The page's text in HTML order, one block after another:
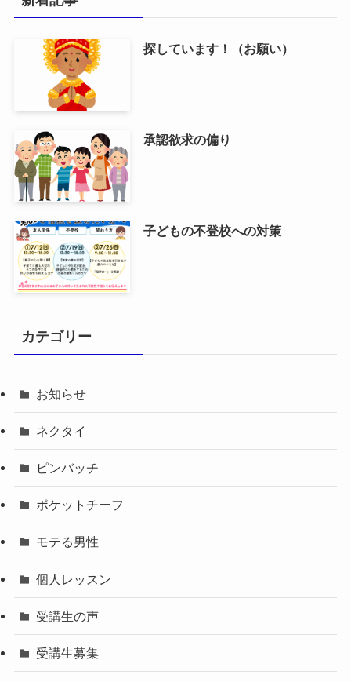
探しています！（お願い）
承認欲求の偏り
子どもの不登校への対策
カテゴリー
お知らせ
ネクタイ
ピンバッチ
ポケットチーフ
モテる男性
個人レッスン
受講生の声
受講生募集